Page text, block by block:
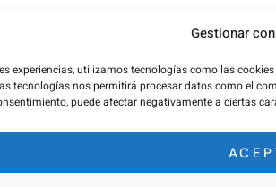
Gestionar
experiencias, utilizamos tecnologías como las
tecnologías nos permitirá procesar datos como el
puede afectar negativamente a ciertas